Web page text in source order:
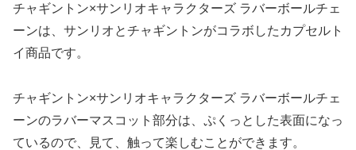
チャギントン×サンリオキャラクターズ ラバーボールチェ
ーンは、サンリオとチャギントンがコラボしたカプセルト
イ商品です。
チャギントン×サンリオキャラクターズ ラバーボールチェ
ーンのラバーマスコット部分は、ぷくっとした表面になっ
ているので、見て、触って楽しむことができます。